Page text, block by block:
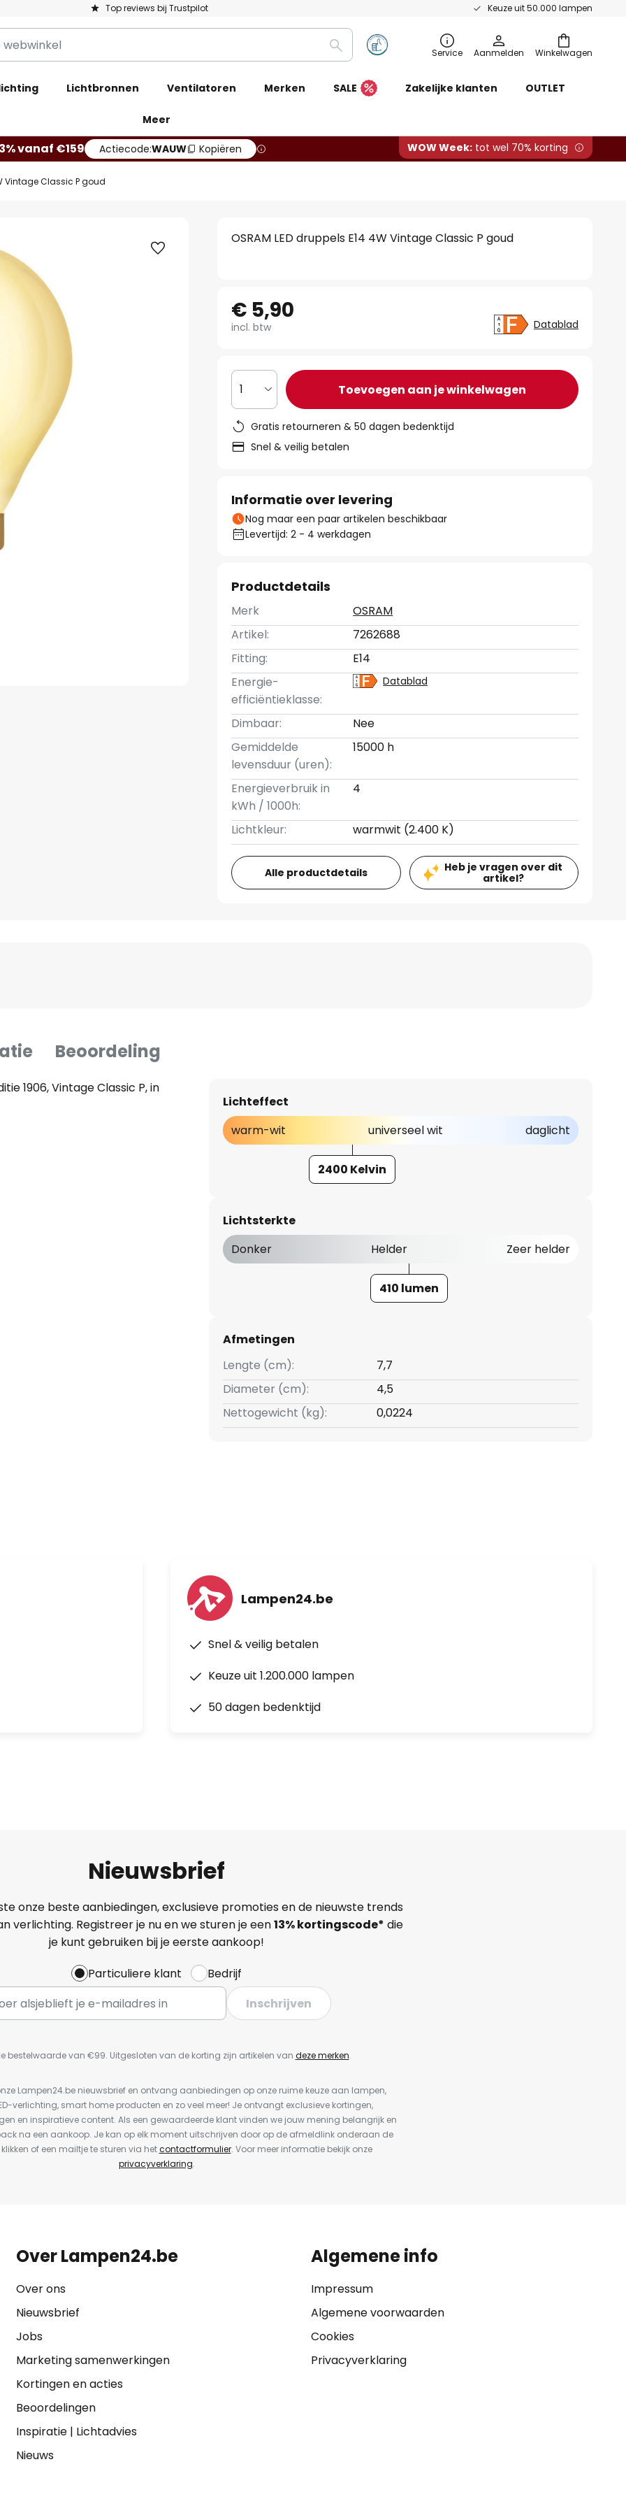
Top reviews bij Trustpilot Keuze uit 50.000 lampen
Winkelwagen
Zoeken Service Aanmelden
Lichtbronnen Ventilatoren Merken SALE Zakelijke klanten OUTLET
Meer
vanaf €159 Actiecode:WAUW Kopiëren WOW Week: tot wel 70% korting
Vintage Classic P goud
OSRAM LED druppels E14 4W Vintage Classic P goud
€ 5,90
incl. btw Datablad
1 Toevoegen aan je winkelwagen
Gratis retourneren & 50 dagen bedenktijd
Snel & veilig betalen
Informatie over levering
Nog maar een paar artikelen beschikbaar
Levertijd: 2 - 4 werkdagen
Productdetails
Merk
OSRAM
Artikel:
7262688
Fitting:
E14
Energie-
efficiëntieklasse:
Datablad
Dimbaar:
Nee
Gemiddelde
levensduur (uren):
15000 h
Energieverbruik in
kWh / 1000h:
4
Lichtkleur: warmwit (2.400 K)
Alle productdetails
Heb je vragen over dit
artikel?
Beoordeling
1906, Vintage Classic P, in
Lichteffect
warm-wit
universeel wit daglicht
2400 Kelvin
Lichtsterkte
Donker
Helder Zeer helder
410 lumen
Afmetingen
Lengte (cm):
7,7
Diameter (cm):
4,5
Nettogewicht (kg):
0,0224
Lampen24.be
Snel & veilig betalen
Keuze uit 1.200.000 lampen
50 dagen bedenktijd
Nieuwsbrief
onze beste aanbiedingen, exclusieve promoties en de nieuwste trends
verlichting. Registreer je nu en we sturen je een13%kortingscode* die
je kunt gebruiken bij je eerste aankoop!
Particuliere klant
Bedrijf
Inschrijven
bestelwaarde van €99. Uitgesloten van de korting zijn artikelen van deze merken.
Lampen24.be nieuwsbrief en ontvang aanbiedingen op onze ruime keuze aan lampen,
verlichting, smart home producten en zo veel meer! Je ontvangt exclusieve kortingen,
en inspiratieve content. Als een gewaardeerde klant vinden we jouw mening belangrijk en
na een aankoop. Je kan op elk moment uitschrijven door op de afmeldlink onderaan de
of een mailtje te sturen via hetcontactformulier. Voor meer informatie bekijk onze
privacyverklaring.
Over Lampen24.be
Over ons
Nieuwsbrief
Jobs
Marketing samenwerkingen
Kortingen en acties
Beoordelingen
Inspiratie| Lichtadvies
Nieuws
Algemene info
Impressum
Algemene voorwaarden
Cookies
Privacyverklaring